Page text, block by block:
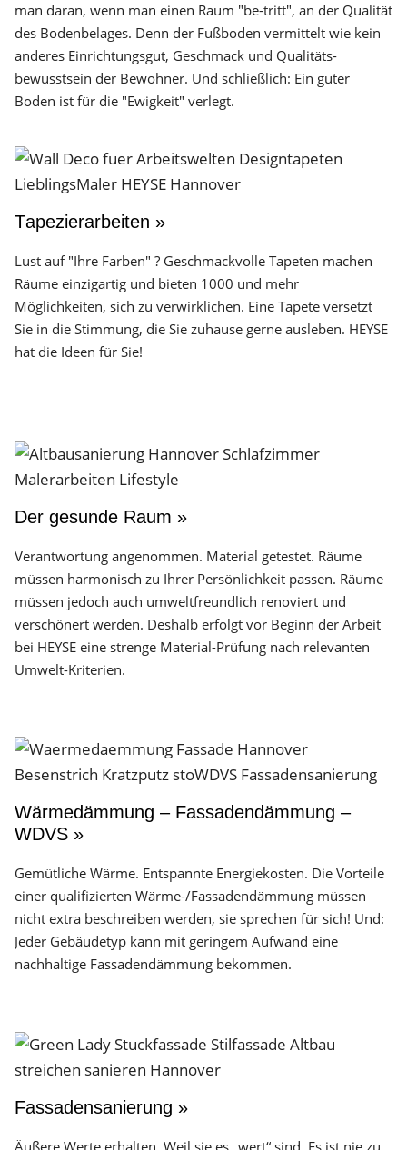
man daran, wenn man einen Raum "be-tritt", an der Qualität
des Boden­belages. Denn der Fuß­boden vermittelt wie kein
anderes Einrichtungs­gut, Geschmack und Qualitäts­
bewusstsein der Bewohner. Und schließlich: Ein guter
Boden ist für die "Ewigkeit" verlegt.
Tapezierarbeiten »
Lust auf "Ihre Farben" ? Geschmackvolle Tapeten machen
Räume einzigartig und bieten 1000 und mehr
Möglichkeiten, sich zu verwirklichen. Eine Tapete versetzt
Sie in die Stimmung, die Sie zuhause gerne ausleben. HEYSE
hat die Ideen für Sie!
Der gesunde Raum »
Verantwortung angenommen. Material getestet. Räume
müssen harmonisch zu Ihrer Persönlichkeit passen. Räume
müssen jedoch auch umweltfreundlich renoviert und
verschönert werden. Deshalb erfolgt vor Beginn der Arbeit
bei HEYSE eine strenge Material-Prüfung nach relevanten
Umwelt-Kriterien.
Wärmedämmung – Fassadendämmung –
WDVS »
Gemütliche Wärme. Entspannte Energiekosten. Die Vorteile
einer qualifizierten Wärme-/Fassadendämmung müssen
nicht extra beschreiben werden, sie sprechen für sich! Und:
Jeder Gebäudetyp kann mit geringem Aufwand eine
nachhaltige Fassadendämmung bekommen.
Fassadensanierung »
Äußere Werte erhalten. Weil sie es „wert“ sind. Es ist nie zu